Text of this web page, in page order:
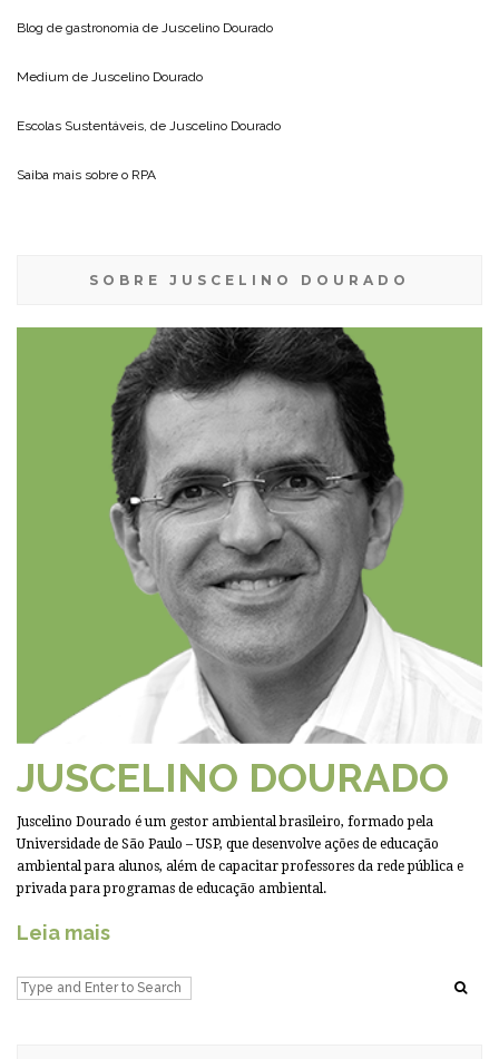
Blog de gastronomia de Juscelino Dourado
Medium de Juscelino Dourado
Escolas Sustentáveis, de Juscelino Dourado
Saiba mais sobre o RPA
SOBRE JUSCELINO DOURADO
JUSCELINO DOURADO
Juscelino Dourado é um gestor ambiental brasileiro, formado pela
Universidade de São Paulo – USP, que desenvolve ações de educação
ambiental para alunos, além de capacitar professores da rede pública e
privada para programas de educação ambiental.
Leia mais